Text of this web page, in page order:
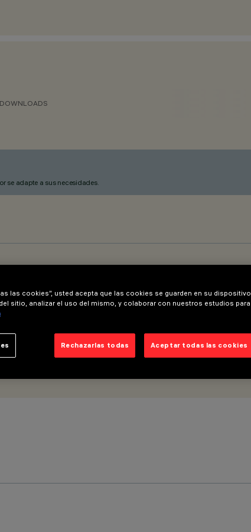
DOWNLOADS
se adapte a sus necesidades.
las cookies”, usted acepta que las cookies se guarden en su dispositivo
sitio, analizar el uso del mismo, y colaborar con nuestros estudios para
Rechazarlas todas Aceptar todas las cookies